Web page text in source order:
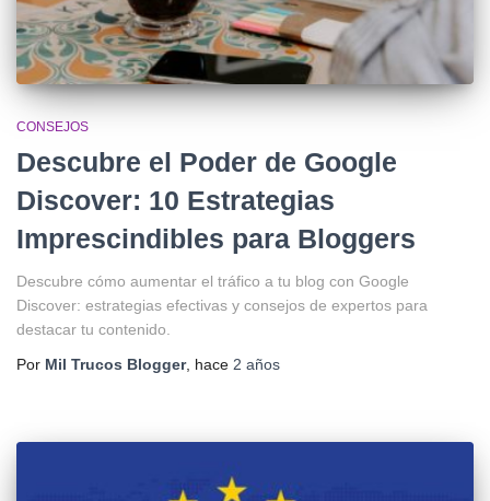
CONSEJOS
Descubre el Poder de Google
Discover: 10 Estrategias
Imprescindibles para Bloggers
Descubre cómo aumentar el tráfico a tu blog con Google
Discover: estrategias efectivas y consejos de expertos para
destacar tu contenido.
Por Mil Trucos Blogger, hace 2 años